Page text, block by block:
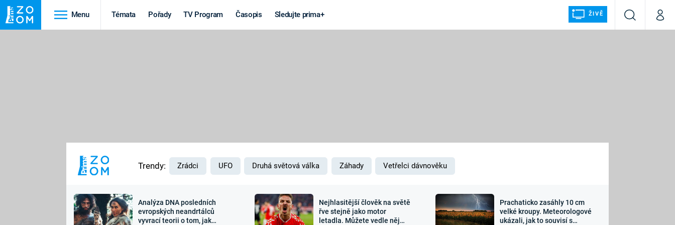
Menu Témata Pořady TV Program Časopis Sledujte prima+ ŽIVĚ
VyhledáváníMůj
MARS
Výročí
Záhady a
Zajímavosti Sledujte nás
Trendy: Zrádci UFO Druhá světová válka Záhady Vetřelci dávnověku
Analýza DNA posledních
evropských neandrtálců
vyvrací teorii o tom, jak
Nejhlasitější člověk na světě
řve stejně jako motor
letadla. Můžete vedle něj
Prachaticko zasáhly 10 cm
velké kroupy. Meteorologové
ukázali, jak to souvisí s